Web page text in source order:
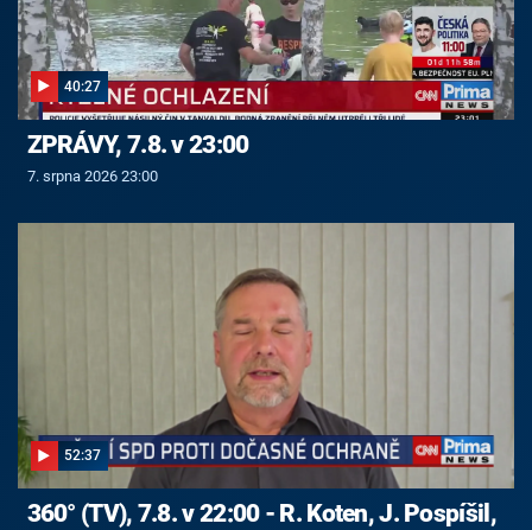
40:27
ZPRÁVY, 7.8. v 23:00
7. srpna 2026 23:00
52:37
360° (TV), 7.8. v 22:00 - R. Koten, J. Pospíšil,